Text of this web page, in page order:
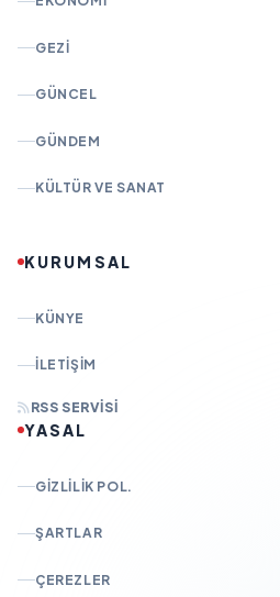
GEZI
GÜNCEL
GÜNDEM
KÜLTÜR VE SANAT
KURUMSAL
KÜNYE
İLETIŞIM
RSS SERVISI
YASAL
GIZLILIK POL.
ŞARTLAR
ÇEREZLER